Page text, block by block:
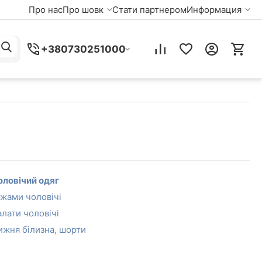
Про насПро шовк Стати партнеромИнформация
+380730251000
одяг
чоловічі
чоловічі
білизна, шорти